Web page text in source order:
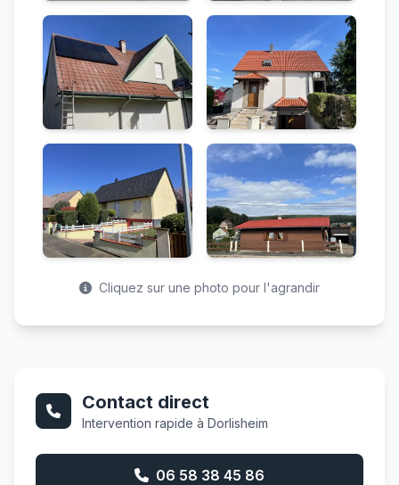
Cliquez sur une photo pour l'agrandir
Contact direct
Intervention rapide à Dorlisheim
06 58 38 45 86